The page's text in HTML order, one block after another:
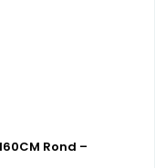
Rond –